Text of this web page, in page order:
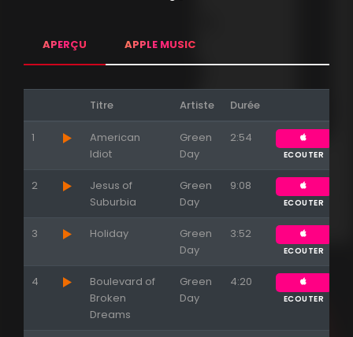
Appuyez sur ENTREE pour valider...
APERÇU APPLE MUSIC
Titre Artiste Durée
1
American
Idiot
Green
Day
2:54
ECOUTER
2
Jesus of
Suburbia
Green
Day
9:08
ECOUTER
3 Holiday
Green
Day
3:52
ECOUTER
4
Boulevard of
Broken
Dreams
Green
Day
4:20
ECOUTER